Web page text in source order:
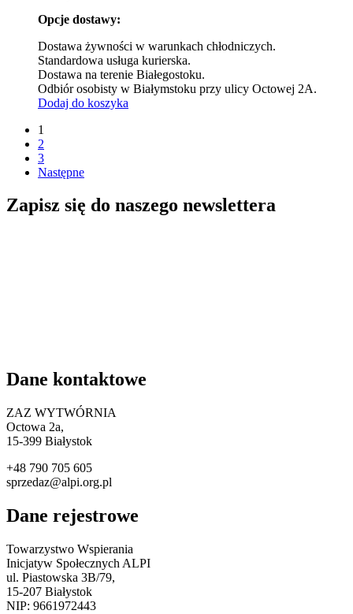
Opcje dostawy:
Dostawa żywności w warunkach chłodniczych.
Standardowa usługa kurierska.
Dostawa na terenie Białegostoku.
Odbiór osobisty w Białymstoku przy ulicy Octowej 2A.
Dodaj do koszyka
1
2
3
Następne
Zapisz się do naszego newslettera
Dane kontaktowe
ZAZ WYTWÓRNIA
Octowa 2a,
15-399 Białystok
+48 790 705 605
sprzedaz@alpi.org.pl
Dane rejestrowe
Towarzystwo Wspierania
Inicjatyw Społecznych ALPI
ul. Piastowska 3B/79,
15-207 Białystok
NIP: 9661972443